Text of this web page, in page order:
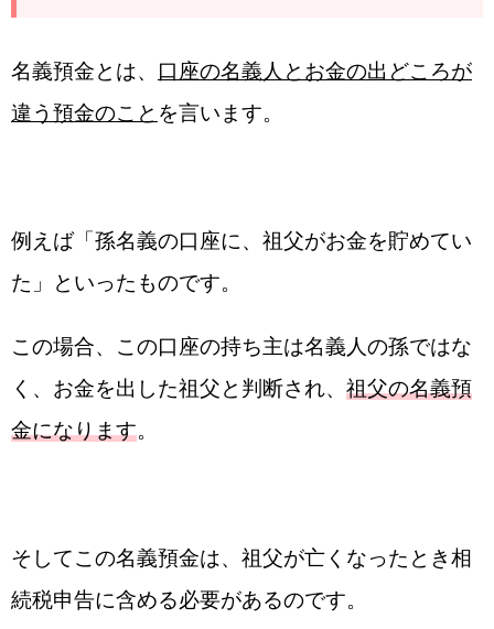
名義預金とは、 口座の名義人とお金の出どころが
違う預金のこと を言います。
例えば「孫名義の口座に、祖父がお金を貯めてい
た」といったものです。
この場合、この口座の持ち主は名義人の孫ではな
く、お金を出した祖父と判断され、 祖父の名義預
金になります。
そしてこの名義預金は、祖父が亡くなったとき相
続税申告に含める必要があるのです。